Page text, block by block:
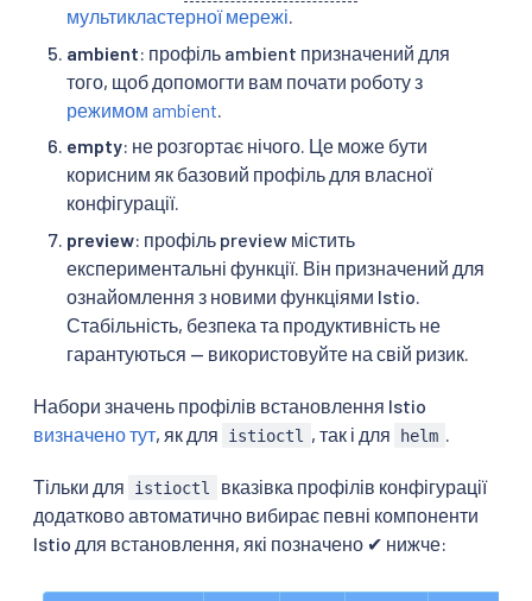
мультикластерної мережі.
ambient: профіль ambient призначений для
того, щоб допомогти вам почати роботу з
режимом ambient
empty: не розгортає нічого. Це може бути
корисним як базовий профіль для власної
конфігурації.
preview: профіль preview містить
експериментальні функції. Він призначений для
ознайомлення з новими функціями Istio.
Стабільність, безпека та продуктивність не
гарантуються — використовуйте на свій ризик.
Набори значень профілів встановлення Istio
визначено тут, як для istioctl , так і для helm
Тільки для istioctl
вказівка профілів конфігурації
додатково автоматично вибирає певні компоненти
Istio для встановлення, які позначено ✔ нижче: